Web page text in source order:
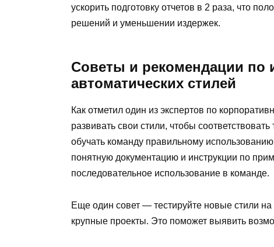
ускорить подготовку отчетов в 2 раза, что
решений и уменьшении издержек.
Советы и рекомендации по
автоматических стилей
Как отметил один из экспертов по
развивать свои стили, чтобы
обучать команду правильному
понятную документацию и инструкции по
последовательное использование в команде.
Еще один совет — тестируйте новые стили
крупные проекты. Это поможет выявить